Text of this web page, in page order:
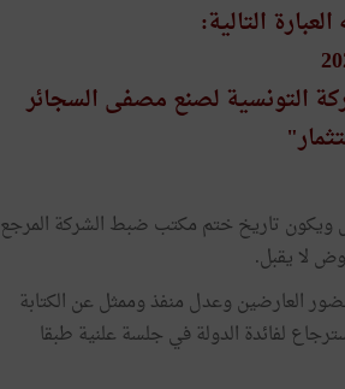
التالية:
التونسية لصنع مصفى السجائر
الساعة الواحدة بعد الزوال ويكون تاريخ ختم مكتب ضبط الشركة المرجع
لا يقبل.
العارضين وعدل منفذ وممثل عن الكتابة
لفائدة الدولة في جلسة علنية طبقا